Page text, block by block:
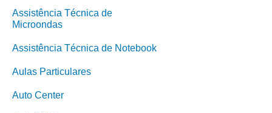
Assistência Técnica de
Microondas
Assistência Técnica de Notebook
Aulas Particulares
Auto Center